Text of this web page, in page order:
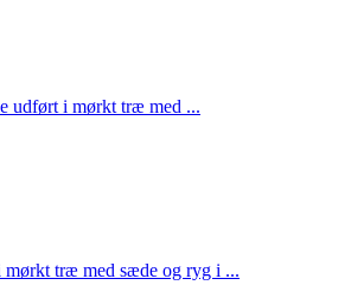
udført i mørkt træ med ...
mørkt træ med sæde og ryg i ...